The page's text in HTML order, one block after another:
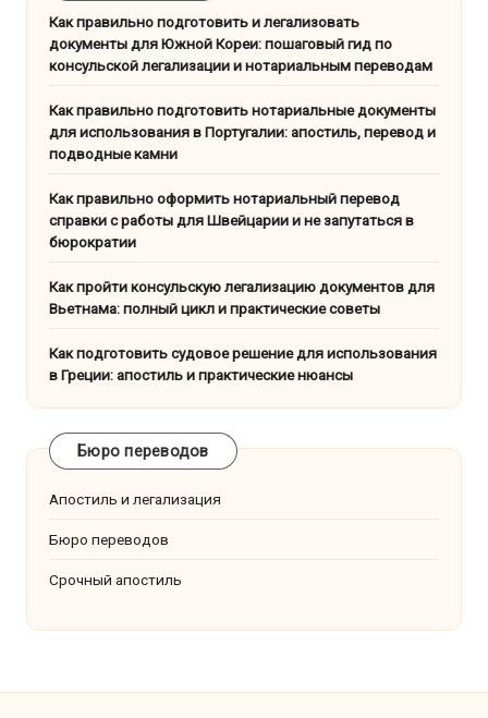
Как правильно подготовить и легализовать
документы для Южной Кореи: пошаговый гид по
консульской легализации и нотариальным переводам
Как правильно подготовить нотариальные документы
для использования в Португалии: апостиль, перевод и
подводные камни
Как правильно оформить нотариальный перевод
справки с работы для Швейцарии и не запутаться в
бюрократии
Как пройти консульскую легализацию документов для
Вьетнама: полный цикл и практические советы
Как подготовить судовое решение для использования
в Греции: апостиль и практические нюансы
Бюро переводов
Апостиль и легализация
Бюро переводов
Срочный апостиль